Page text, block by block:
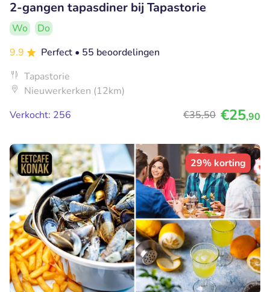
2-gangen tapasdiner bij Tapastorie
Wo
Do
9.9
Perfect • 55 beoordelingen
Tapastorie
Nieuwerkerken (12km)
Verkocht: 256
€35,50 €25,90
29% korting